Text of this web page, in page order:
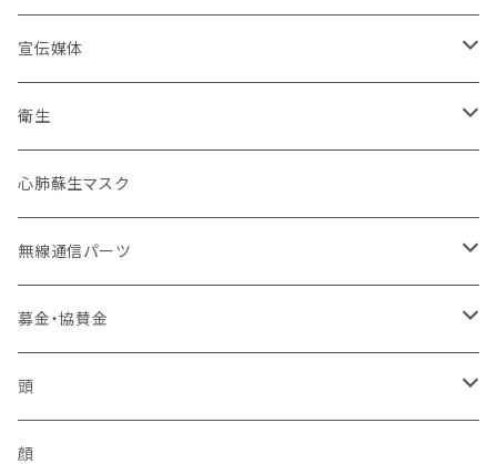
カムフラージュ
安全帯
ローラーバックル
2ピン
刺繍
シルク印刷
ワッペン・パッチ
刺繍
プリント
ブーツ
本革
革張り
ポーチ
インソール
卸セット
バッジ
IDバッジ
所属バッジ
ベスト
反射
イヤフォン
HOKKAIDO DOUOU
東北管区
関東管区
中部管区
近畿管区
中国管区
四国管区
九州管区
災害復興ブランド「KOKONI KITE」
チャリティ
ユニフォーム
保安ツール
ブーツ
インナー
アンダーウエア（下着）
活動パンツ
宣伝媒体
火事だ119冊子製本用データ
衛生
お掃除用品
コーティング
装飾
幸福
トイレ製品
非常用トイレ
感染予防
心肺蘇生マスク
無線通信パーツ
アンテナ
モービル
イヤフォン
募金・協賛金
輸入品販権
頭
ヘルメット
顔